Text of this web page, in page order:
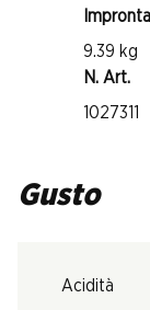
9.39 kg
N. Art.
1027311
Gusto
Acidità